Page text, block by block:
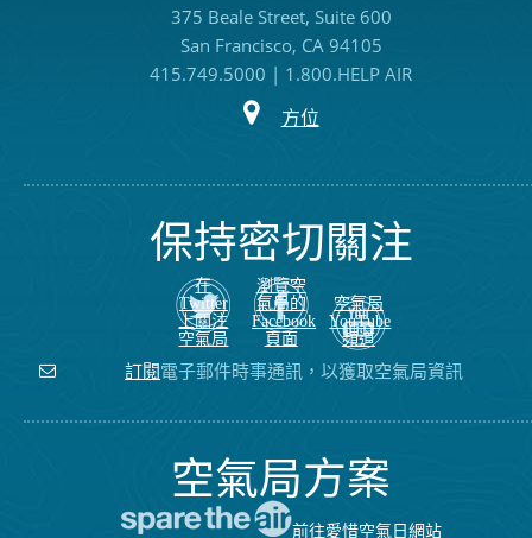
375 Beale Street, Suite 600
San Francisco, CA 94105
415.749.5000 | 1.800.HELP AIR
方位
保持密切關注
在
Twitter
上關注
空氣局
瀏覽空
氣局的
Facebook
頁面
空氣局
YouTube
頻道
訂閱電子郵件時事通訊，以獲取空氣局資訊
空氣局方案
前往愛惜空氣日網站